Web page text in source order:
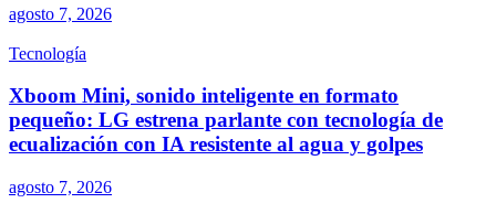
agosto 7, 2026
Tecnología
Xboom Mini, sonido inteligente en formato
pequeño: LG estrena parlante con tecnología de
ecualización con IA resistente al agua y golpes
agosto 7, 2026